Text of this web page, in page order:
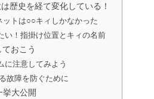
歴史を経て変化している！
ットは○○キィしかなかった
い！指掛け位置とキィの名前
おこう
に注意してみよう
故障を防ぐために
挙大公開